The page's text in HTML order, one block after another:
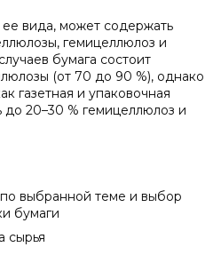
ее вида, может содержать
гемицеллюлоз и
бумага состоит
(от 70 до 90 %), однако
газетная и упаковочная
20–30 % гемицеллюлоз и
выбранной теме и выбор
бумаги
сырья